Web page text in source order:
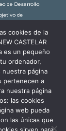
de Desarrollo
de
de 60kW, la
34,79
km en coche
cookies de la
CASTELAR
es un pequeño
ordenador,
nuestra página
pertenecen a
nuestra página
las cookies
web pueda
las únicas que